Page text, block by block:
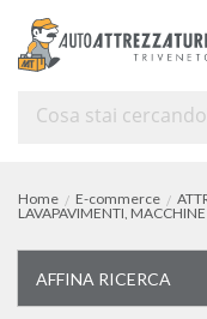
Home E-commerce
AFFINA RICERCA